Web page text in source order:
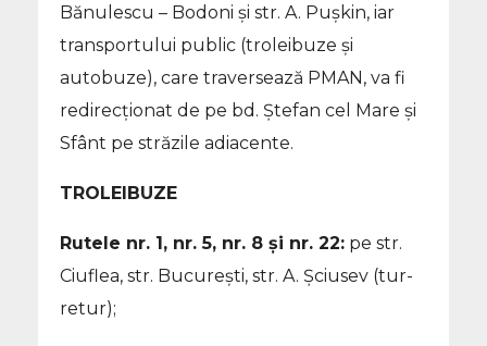
Bănulescu – Bodoni și str. A. Pușkin, iar
transportului public (troleibuze și
autobuze), care traversează PMAN, va fi
redirecționat de pe bd. Ştefan cel Mare şi
Sfânt pe străzile adiacente.
TROLEIBUZE
Rutele nr. 1, nr. 5, nr. 8 și nr. 22: pe str.
Ciuflea, str. București, str. A. Șciusev (tur-
retur);